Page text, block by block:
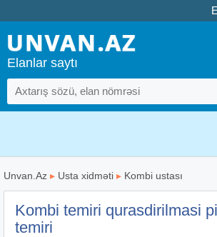
Elanlar saytı
Unvan.Az ▸ Usta xidməti ▸ Kombi ustası
Kombi temiri qurasdirilmasi
temiri